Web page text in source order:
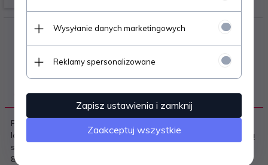
OPIS PRODUKTU
Figi damskie - oddychające o strukturze siateczki - cięte
laserowo, płasko wykończone - bezuciskowe, nie odznaczają
się pod ubraniem - dają poczucie lekkości i komfortu Skład:
85% poliamid, 13% elastan, 2% bawełna
Wysyłanie danych marketingowych
Reklamy spersonalizowane
Zapisz ustawienia i zamknij
Zaakceptuj wszystkie